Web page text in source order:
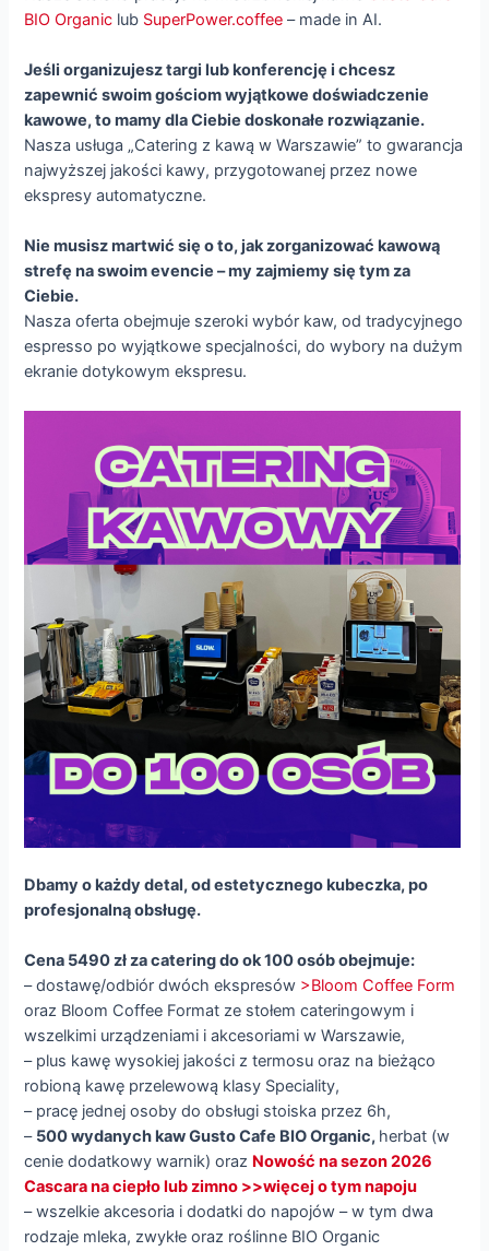
BIO Organic lub SuperPower.coffee – made in AI.
Jeśli organizujesz targi lub konferencję i chcesz
zapewnić swoim gościom wyjątkowe doświadczenie
kawowe, to mamy dla Ciebie doskonałe rozwiązanie.
Nasza usługa „Catering z kawą w Warszawie” to gwarancja
najwyższej jakości kawy, przygotowanej przez nowe
ekspresy automatyczne.
Nie musisz martwić się o to, jak zorganizować kawową
strefę na swoim evencie – my zajmiemy się tym za
Ciebie.
Nasza oferta obejmuje szeroki wybór kaw, od tradycyjnego
espresso po wyjątkowe specjalności, do wybory na dużym
ekranie dotykowym ekspresu.
Dbamy o każdy detal, od estetycznego kubeczka, po
profesjonalną obsługę.
Cena 5490 zł za catering do ok 100 osób obejmuje:
– dostawę/odbiór dwóch ekspresów >Bloom Coffee Form
oraz Bloom Coffee Format ze stołem cateringowym i
wszelkimi urządzeniami i akcesoriami w Warszawie,
– plus kawę wysokiej jakości z termosu oraz na bieżąco
robioną kawę przelewową klasy Speciality,
– pracę jednej osoby do obsługi stoiska przez 6h,
– 500 wydanych kaw Gusto Cafe BIO Organic, herbat (w
cenie dodatkowy warnik) oraz Nowość na sezon 2026
Cascara na ciepło lub zimno >>więcej o tym napoju
– wszelkie akcesoria i dodatki do napojów – w tym dwa
rodzaje mleka, zwykłe oraz roślinne BIO Organic